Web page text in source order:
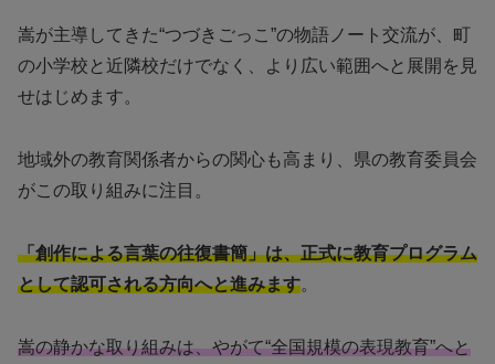
嵩が主導してきた“つづきごっこ”の物語ノート交流が、町
の小学校と近隣校だけでなく、より広い範囲へと展開を見
せはじめます。
地域外の教育関係者からの関心も高まり、県の教育委員会
がこの取り組みに注目。
「創作による言葉の往復書簡」は、正式に教育プログラム
として認可される方向へと進みます。
嵩の静かな取り組みは、やがて“全国規模の表現教育”へと